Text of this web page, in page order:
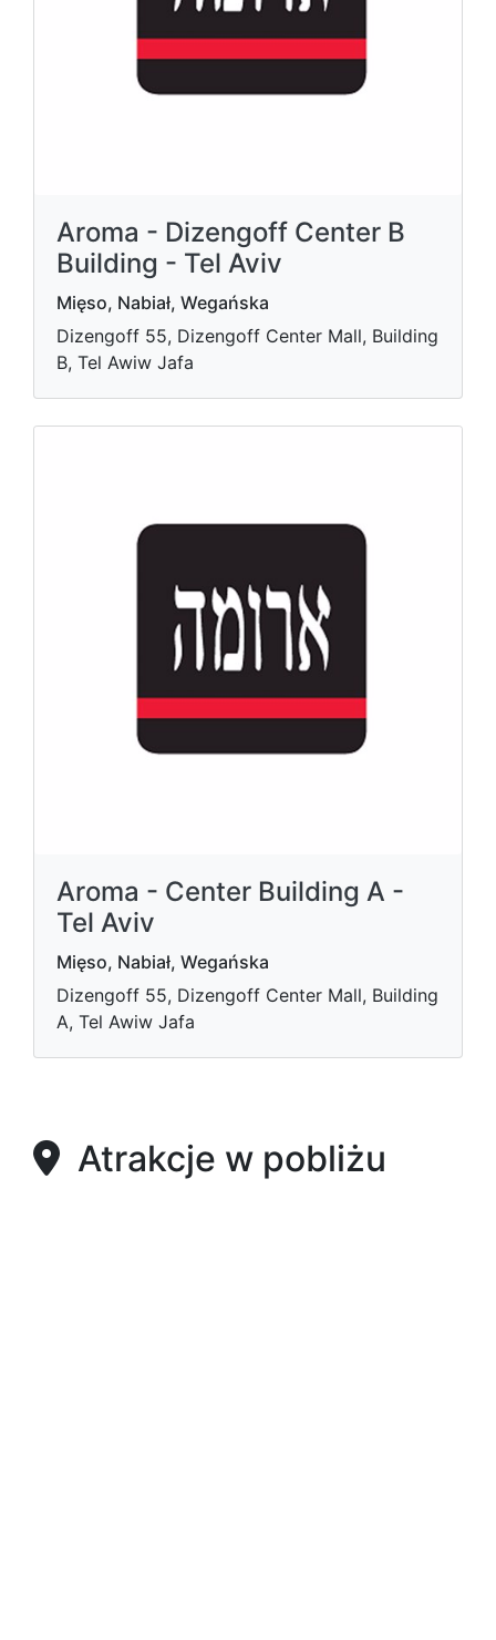
Aroma - Dizengoff Center B
Building - Tel Aviv
Mięso, Nabiał, Wegańska
Dizengoff 55, Dizengoff Center Mall, Building
B, Tel Awiw Jafa
Aroma - Center Building A -
Tel Aviv
Mięso, Nabiał, Wegańska
Dizengoff 55, Dizengoff Center Mall, Building
A, Tel Awiw Jafa
Atrakcje w pobliżu